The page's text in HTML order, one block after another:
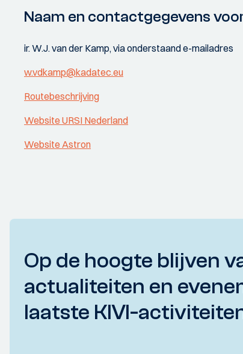
Naam en contactgegevens
ir. W.J. van der Kamp, via onderstaand e-mailadres
w.vdkamp@kadatec.eu
Routebeschrijving
Website URSI Nederland
Website Astron
Op de hoogte blijven
actualiteiten en
laatste KIVI-